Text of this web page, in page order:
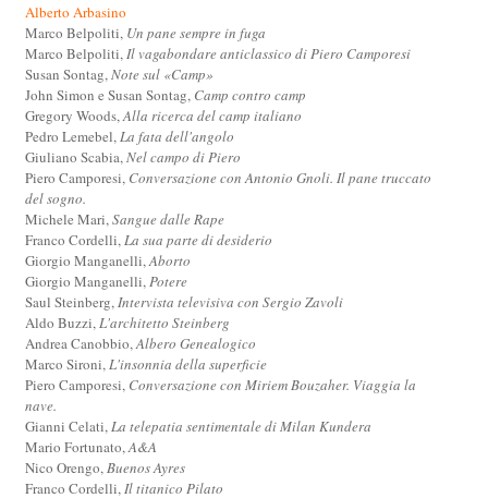
Alberto Arbasino
Marco Belpoliti, Un pane sempre in fuga
Marco Belpoliti,Il vagabondare anticlassico di Piero Camporesi
Susan Sontag,Note sul «Camp»
John Simon e Susan Sontag, Camp contro camp
Gregory Woods,Alla ricerca del camp italiano
Pedro Lemebel,La fata dell'angolo
Giuliano Scabia,Nel campo di Piero
Piero Camporesi, Conversazione con Antonio Gnoli. Il pane truccato
del sogno.
Michele Mari,Sangue dalle Rape
Franco Cordelli,La sua parte di desiderio
Giorgio Manganelli,Aborto
Giorgio Manganelli,Potere
Saul Steinberg,Intervista televisiva con Sergio Zavoli
Aldo Buzzi,L'architetto Steinberg
Andrea Canobbio,Albero Genealogico
Marco Sironi,L'insonnia della superficie
Piero Camporesi, Conversazione con Miriem Bouzaher. Viaggia la
nave.
Gianni Celati,La telepatia sentimentale di Milan Kundera
Mario Fortunato,A&A
Nico Orengo,Buenos Ayres
Franco Cordelli,Il titanico Pilato